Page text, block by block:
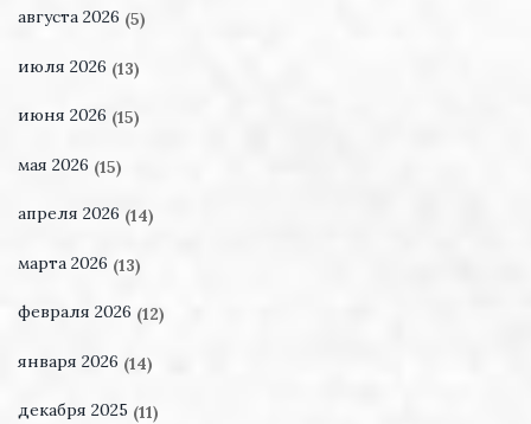
августа 2026 (5)
июля 2026 (13)
июня 2026 (15)
мая 2026 (15)
апреля 2026 (14)
марта 2026 (13)
февраля 2026 (12)
января 2026 (14)
декабря 2025 (11)